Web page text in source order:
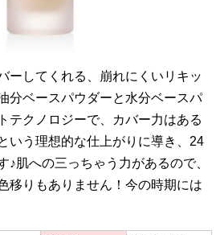
ーしてくれる、崩れにくいリキッ
分ベースパウダーと水分ベースパ
テクノロジーで、カバー力はある
いう理想的な仕上がりに導き、24
♪肌への三っちゃう力があるので、
移りもありません！今の時期には